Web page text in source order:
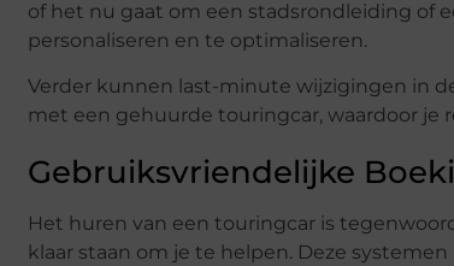
of het nu gaat om een stadsrondleiding of
personaliseren en te optimaliseren.
Verder kunnen last-minute wijzigingen in
met een gehuurde touringcar, waardoor je
Gebruiksvriendelijke
Het huren van een touringcar is
klaar staan om je te helpen. Deze